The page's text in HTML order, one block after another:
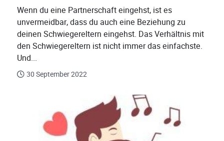
Wenn du eine Partnerschaft eingehst, ist es
unvermeidbar, dass du auch eine Beziehung zu
deinen Schwiegereltern eingehst. Das Verhältnis mit
den Schwiegereltern ist nicht immer das einfachste.
Und...
30 September 2022